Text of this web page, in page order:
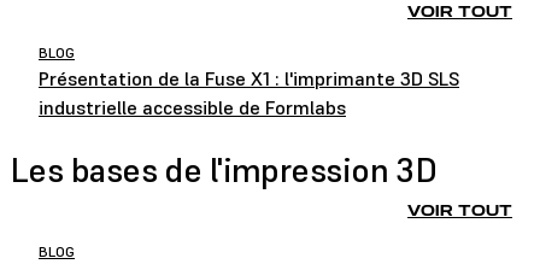
VOIR TOUT
BLOG
Présentation de la Fuse X1 : l'imprimante 3D SLS
industrielle accessible de Formlabs
Les bases de l'impression 3D
VOIR TOUT
BLOG